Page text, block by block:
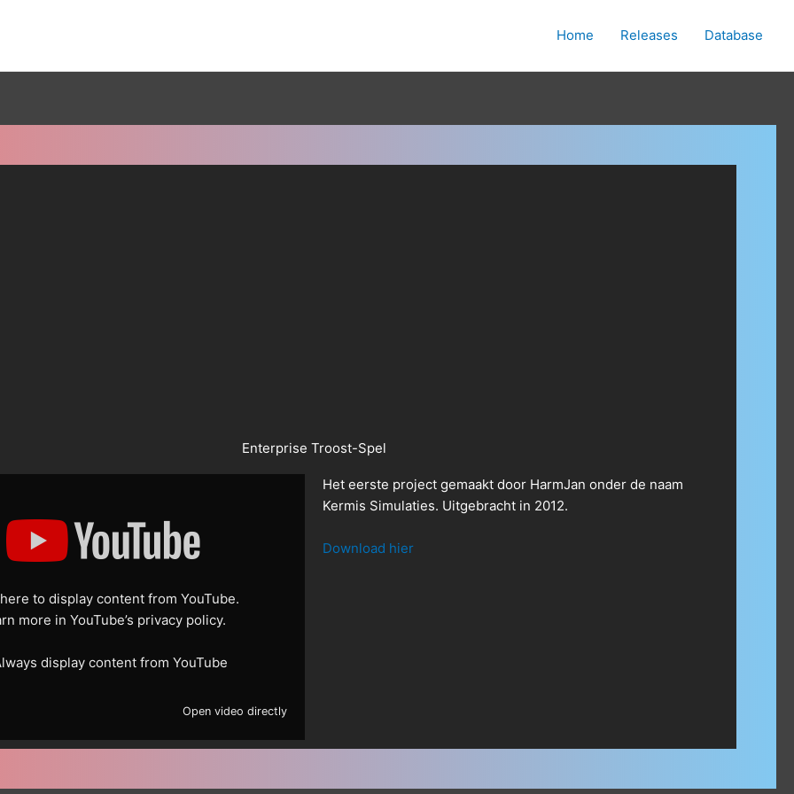
Home Releases Database
Enterprise Troost-Spel
to display content from YouTube.
more in YouTube’s privacy policy.
display content from YouTube
Open video directly
Het eerste project gemaakt door HarmJan onder de naam
Kermis Simulaties. Uitgebracht in 2012.
Download hier